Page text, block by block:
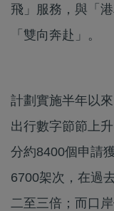
飛」服務，與「
「雙向奔赴」。
計劃實施半年以
出行數字節節上
分約8400個申請
6700架次，在過
二至三倍；而口